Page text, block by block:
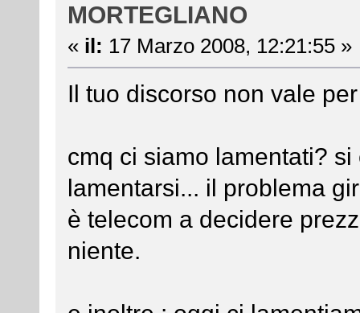
MORTEGLIANO
« il: 17 Marzo 2008, 12:21:55 »
Il tuo discorso non vale
cmq ci siamo lamentati?
lamentarsi... il problema
è telecom a decidere
niente.